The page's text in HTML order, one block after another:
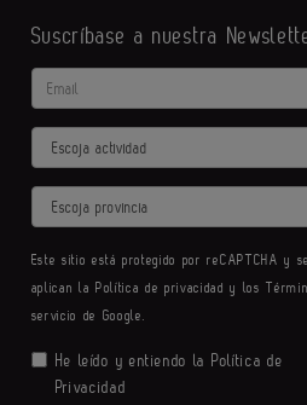
Suscríbase a nuestra
Email
Actividad
Provincia
Este sitio está protegido por reCAPTCHA y se
aplican la Política de privacidad y los
servicio de Google.
He leído y entiendo la Política de
Privacidad